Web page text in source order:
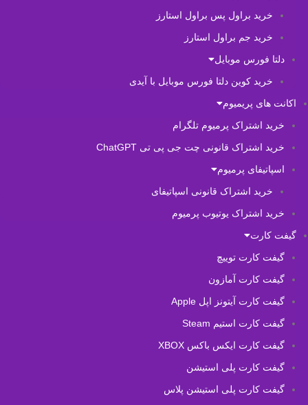
خرید براول پس براول استارز
خرید جم براول استارز
دلتا فورس موبایل
خرید کوین دلتا فورس موبایل با آیدی
اکانت های پریمیوم
خرید اشتراک پرمیوم تلگرام
خرید اشتراک قانونی چت جی پی تی ChatGPT
اسپاتیفای پرمیوم
خرید اشتراک قانونی اسپاتیفای
خرید اشتراک یوتیوب پرمیوم
گیفت کارت
گیفت کارت توییچ
گیفت کارت آمازون
گیفت کارت آیتونز اپل Apple
گیفت کارت استیم Steam
گیفت کارت ایکس باکس XBOX
گیفت کارت پلی استیشن
گیفت کارت پلی استیشن پلاس